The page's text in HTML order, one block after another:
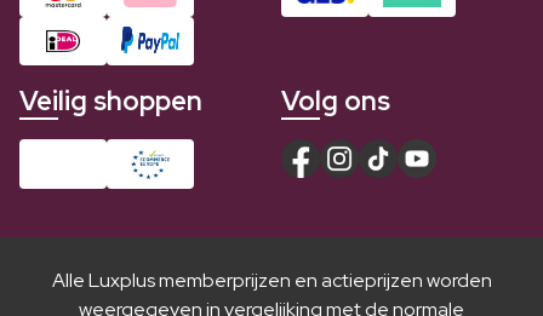
Veilig shoppen Volg ons
Alle Luxplus memberprijzen en actieprijzen worden
weergegeven in vergelijking met de normale